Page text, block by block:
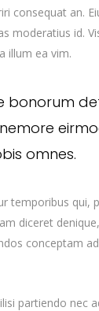
consequat an.
moderatius id.
illum ea vim.
bonorum
omnes.
temporibus qui,
diceret
conceptam
partiendo nec